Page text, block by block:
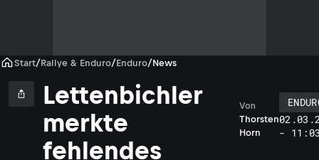
Start/Rallye & Enduro/Enduro/News
Lettenbichler
merkte
fehlendes
Thorsten
Horn
Von
-